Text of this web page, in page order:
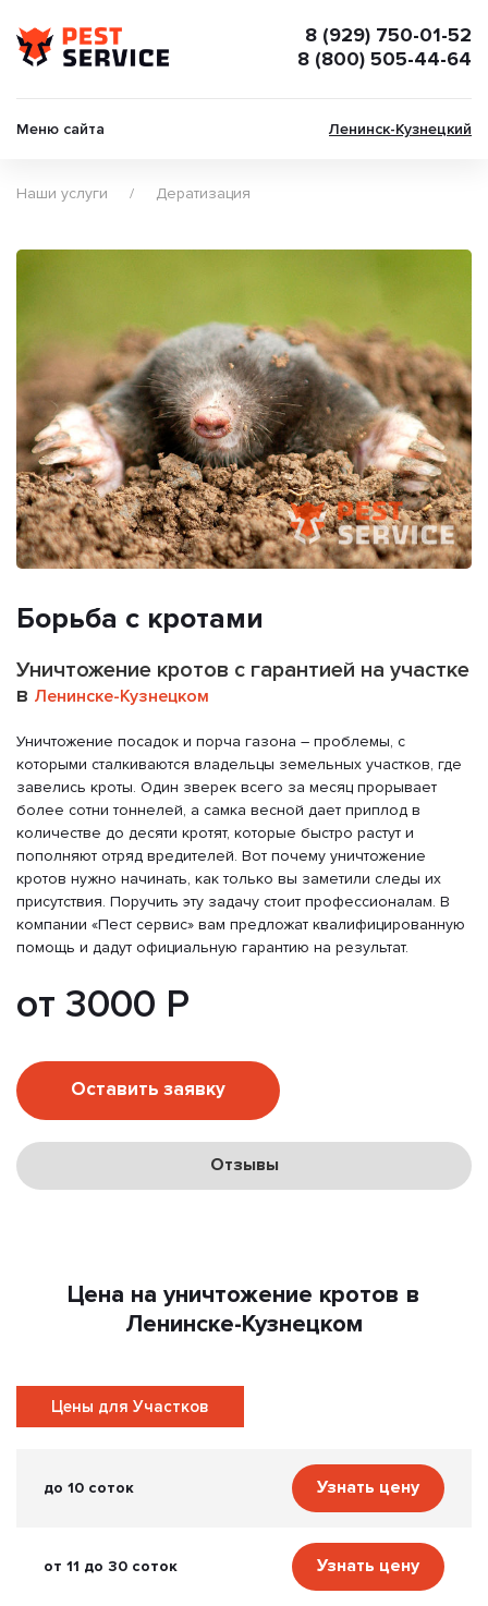
8 (929) 750-01-52
8 (800) 505-44-64
Меню сайта Ленинск-Кузнецкий
Наши услуги Дератизация
Борьба с кротами
Уничтожение кротов с гарантией на участке
в Ленинске-Кузнецком
Уничтожение посадок и порча газона – проблемы, с
которыми сталкиваются владельцы земельных участков, где
завелись кроты. Один зверек всего за месяц прорывает
более сотни тоннелей, а самка весной дает приплод в
количестве до десяти кротят, которые быстро растут и
пополняют отряд вредителей. Вот почему уничтожение
кротов нужно начинать, как только вы заметили следы их
присутствия. Поручить эту задачу стоит профессионалам. В
компании «Пест сервис» вам предложат квалифицированную
помощь и дадут официальную гарантию на результат.
от 3000 Р
Оставить заявку
Отзывы
Цена на уничтожение кротов в
Ленинске-Кузнецком
Цены для Участков
до 10 соток Узнать цену
от 11 до 30 соток Узнать цену